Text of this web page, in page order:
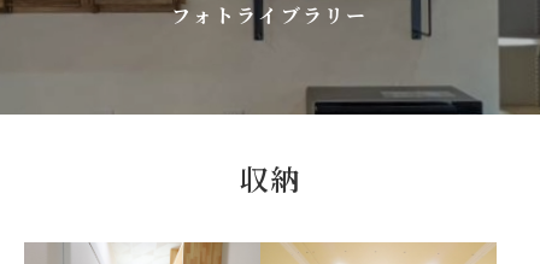
フォトライブラリー
収納